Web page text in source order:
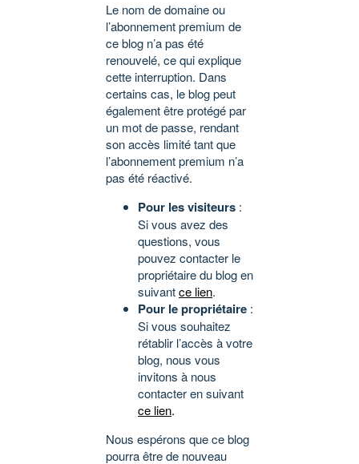
Le nom de domaine ou
l’abonnement premium de
ce blog n’a pas été
renouvelé, ce qui explique
cette interruption. Dans
certains cas, le blog peut
également être protégé par
un mot de passe, rendant
son accès limité tant que
l’abonnement premium n’a
pas été réactivé.
Pour les visiteurs :
Si vous avez des
questions, vous
pouvez contacter le
propriétaire du blog en
suivantce lien.
Pour le propriétaire :
Si vous souhaitez
rétablir l’accès à votre
blog, nous vous
invitons à nous
contacter en suivant
ce lien.
Nous espérons que ce blog
pourra être de nouveau